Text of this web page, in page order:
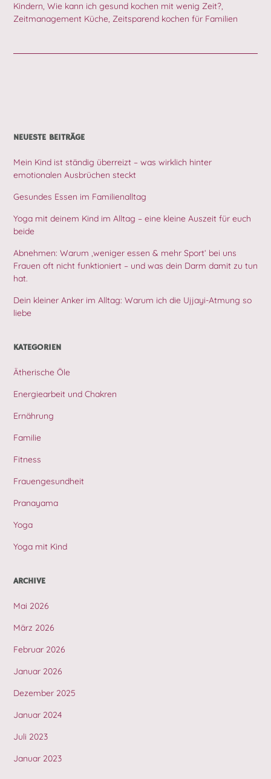
Kindern, Wie kann ich gesund kochen mit wenig Zeit?,
Zeitmanagement Küche, Zeitsparend kochen für Familien
NEUESTE BEITRÄGE
Mein Kind ist ständig überreizt – was wirklich hinter
emotionalen Ausbrüchen steckt
Gesundes Essen im Familienalltag
Yoga mit deinem Kind im Alltag – eine kleine Auszeit für euch
beide
Abnehmen: Warum ‚weniger essen & mehr Sport‘ bei uns
Frauen oft nicht funktioniert – und was dein Darm damit zu tun
hat.
Dein kleiner Anker im Alltag: Warum ich die Ujjayi-Atmung so
liebe
KATEGORIEN
Ätherische Öle
Energiearbeit und Chakren
Ernährung
Familie
Fitness
Frauengesundheit
Pranayama
Yoga
Yoga mit Kind
ARCHIVE
Mai 2026
März 2026
Februar 2026
Januar 2026
Dezember 2025
Januar 2024
Juli 2023
Januar 2023